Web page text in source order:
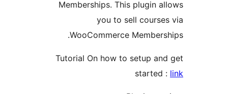
Memberships. This
you to sell
WooCommerce
Tutorial On how to setup